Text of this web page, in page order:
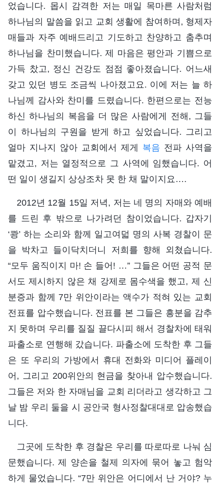
었습니다. 몹시 감격한 저는 매일 목마른 사람처럼
하나님의 말씀을 읽고 교회 생활에 참여하며, 형제자
매들과 자주 예배드리고 기도하고 찬양하고 춤추며
하나님을 찬미했습니다. 제 마음은 평안과 기쁨으로
가득 찼고, 정신 건강도 점점 좋아졌습니다. 어느새
갖고 있던 병도 조금씩 나아졌고요. 이에 저는 늘 하
나님께 감사와 찬미를 드렸습니다. 한편으로는 전능
하신 하나님의 복음을 더 많은 사람에게 전해, 그들
이 하나님의 구원을 받게 하고 싶었습니다. 그리고
얼마 지나지 않아 교회에서 제게 복음 전파 사역을
맡겼고, 저는 열정적으로 그 사역에 임했습니다. 어
떤 일이 생길지 상상조차 못 한 채 말이지요….
2012년 12월 15일 저녁, 저는 네 명의 자매와 예배
를 드린 후 밖으로 나가려던 참이었습니다. 갑자기
‘쾅’ 하는 소리와 함께 일고여덟 명의 사복 경찰이 문
을 박차고 들이닥치더니 저희를 향해 외쳤습니다.
“모두 움직이지 마! 손 들어! …” 그들은 어떤 공적 문
서도 제시하지 않은 채 강제로 몸수색을 했고, 제 신
분증과 함께 7만 위안이라는 액수가 적혀 있는 교회
전표를 압수했습니다. 전표를 본 그들은 흥분을 감추
지 못하며 우리를 질질 끌다시피 해서 경찰차에 태워
파출소로 연행해 갔습니다. 파출소에 도착한 후 그들
은 또 우리의 가방에서 휴대 전화와 미디어 플레이
어, 그리고 200위안의 현금을 찾아내 압수했습니다.
그들은 저와 한 자매님을 교회 리더라고 생각하고 그
날 밤 우리 둘을 시 공안국 형사정찰대대로 압송했습
니다.
그곳에 도착한 후 경찰은 우리를 따로따로 나눠 심
문했습니다. 제 양손을 철제 의자에 묶어 놓고 험악
하게 물었습니다. “7만 위안은 어디에서 난 거야? 누